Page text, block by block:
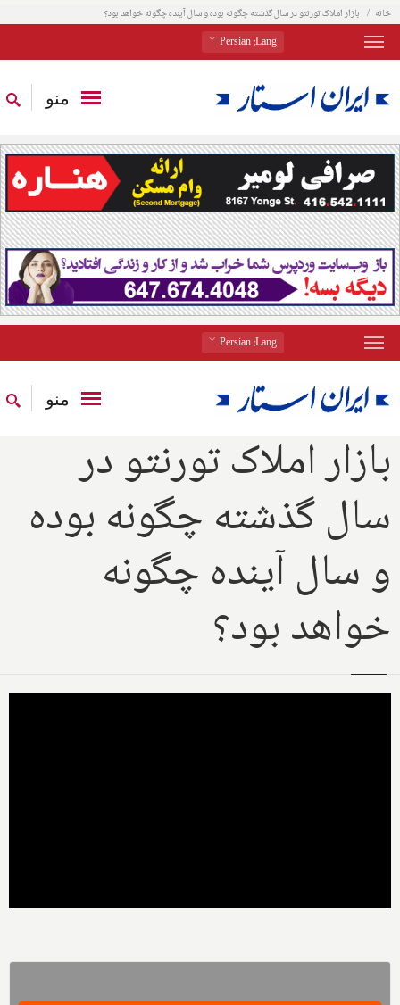
خانه بازار املاک تورنتو در سال گذشته چگونه بوده و سال آینده چگونه خواهد بود؟
Lang
: Persian
منو
Lang
: Persian
منو
بازار املاک تورنتو در
سال گذشته چگونه بوده
و سال آینده چگونه
خواهد بود؟